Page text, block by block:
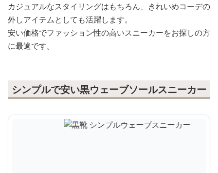
カジュアルなスタイリングはもちろん、きれいめコーデの
外しアイテムとしても活躍します。
安い価格でファッション性の高いスニーカーをお探しの方
に最適です。
シンプルで安い黒ウェーブソールスニーカー